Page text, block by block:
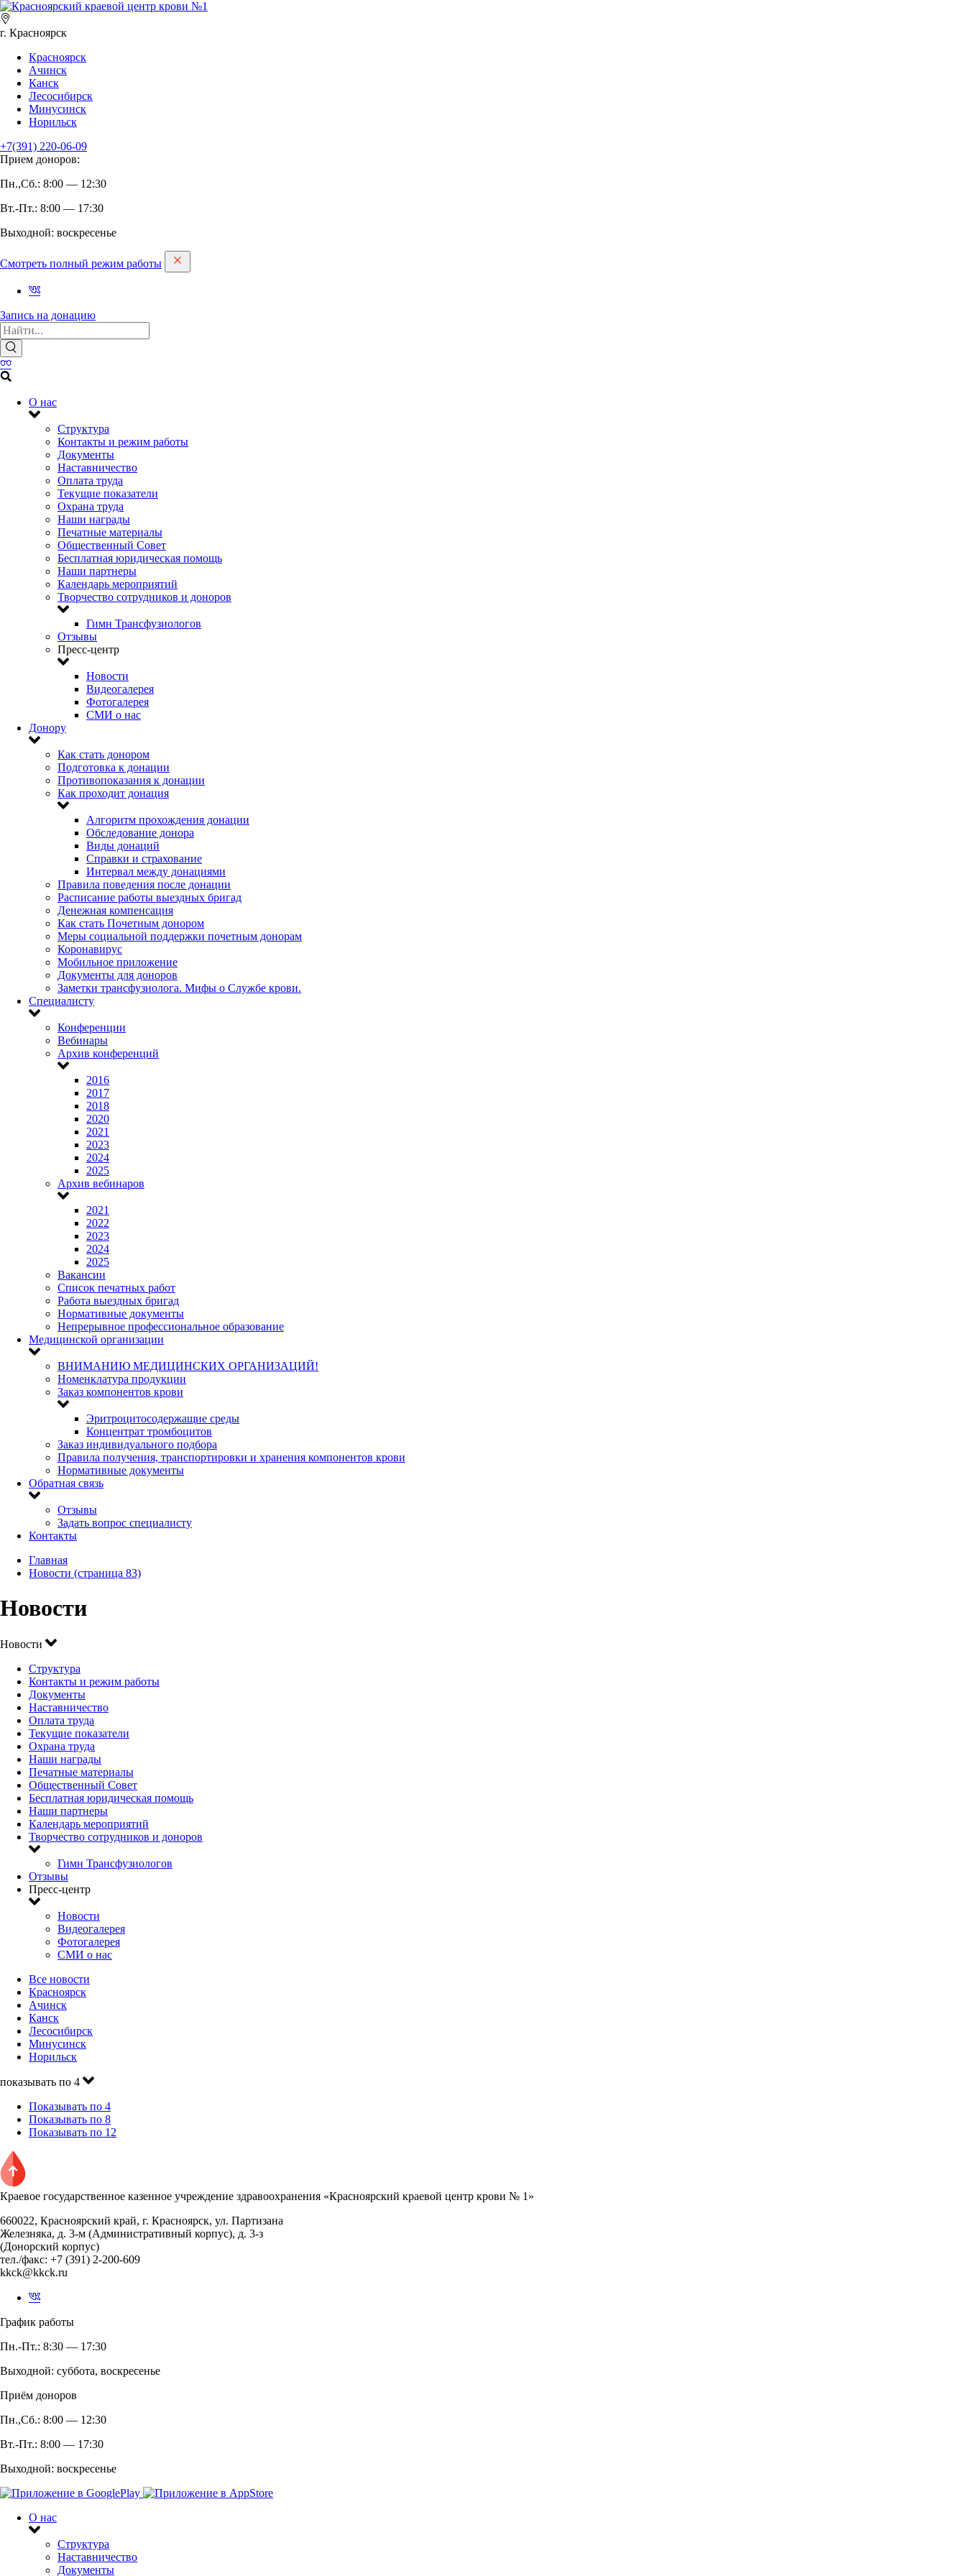
г. Красноярск
Красноярск
Ачинск
Канск
Лесосибирск
Минусинск
Норильск
+7(391) 220-06-09
Прием доноров:
Пн.,Сб.: 8:00 — 12:30
Вт.-Пт.: 8:00 — 17:30
Выходной: воскресенье
Смотреть полный режим работы
Запись на дoнацию
О нас
Структура
Контакты и режим работы
Документы
Наставничество
Оплата труда
Текущие показатели
Охрана труда
Наши награды
Печатные материалы
Общественный Совет
Бесплатная юридическая помощь
Наши партнеры
Календарь мероприятий
Творчество сотрудников и доноров
Гимн Трансфузиологов
Отзывы
Пресс-центр
Новости
Видеогалерея
Фотогалерея
СМИ о нас
Донору
Как стать донором
Подготовка к донации
Противопоказания к донации
Как проходит донация
Алгоритм прохождения донации
Обследование донора
Виды донаций
Справки и страхование
Интервал между донациями
Правила поведения после донации
Расписание работы выездных бригад
Денежная компенсация
Как стать Почетным донором
Меры социальной поддержки почетным донорам
Коронавирус
Мобильное приложение
Документы для доноров
Заметки трансфузиолога. Мифы о Службе крови.
Специалисту
Конференции
Вебинары
Архив конференций
2016
2017
2018
2020
2021
2023
2024
2025
Архив вебинаров
2021
2022
2023
2024
2025
Вакансии
Список печатных работ
Работа выездных бригад
Нормативные документы
Непрерывное профессиональное образование
Медицинской организации
ВНИМАНИЮ МЕДИЦИНСКИХ ОРГАНИЗАЦИЙ!
Номенклатура продукции
Заказ компонентов крови
Эритроцитосодержащие среды
Концентрат тромбоцитов
Заказ индивидуального подбора
Правила получения, транспортировки и хранения компонентов крови
Нормативные документы
Обратная связь
Отзывы
Задать вопрос специалисту
Контакты
Главная
Новости (страница 83)
Новости
Новости
Структура
Контакты и режим работы
Документы
Наставничество
Оплата труда
Текущие показатели
Охрана труда
Наши награды
Печатные материалы
Общественный Совет
Бесплатная юридическая помощь
Наши партнеры
Календарь мероприятий
Творчество сотрудников и доноров
Гимн Трансфузиологов
Отзывы
Пресс-центр
Новости
Видеогалерея
Фотогалерея
СМИ о нас
Все новости
Красноярск
Ачинск
Канск
Лесосибирск
Минусинск
Норильск
показывать по 4
Показывать по 4
Показывать по 8
Показывать по 12
Краевое государственное казенное учреждение здравоохранения «Красноярский краевой центр крови № 1»
660022, Красноярский край, г. Красноярск, ул. Партизана
Железняка, д. 3-м (Административный корпус), д. 3-з
(Донорский корпус)
тел./факс: +7 (391) 2-200-609
kkck@kkck.ru
График работы
Пн.-Пт.: 8:30 — 17:30
Выходной: суббота, воскресенье
Приём доноров
Пн.,Сб.: 8:00 — 12:30
Вт.-Пт.: 8:00 — 17:30
Выходной: воскресенье
О нас
Структура
Наставничество
Документы